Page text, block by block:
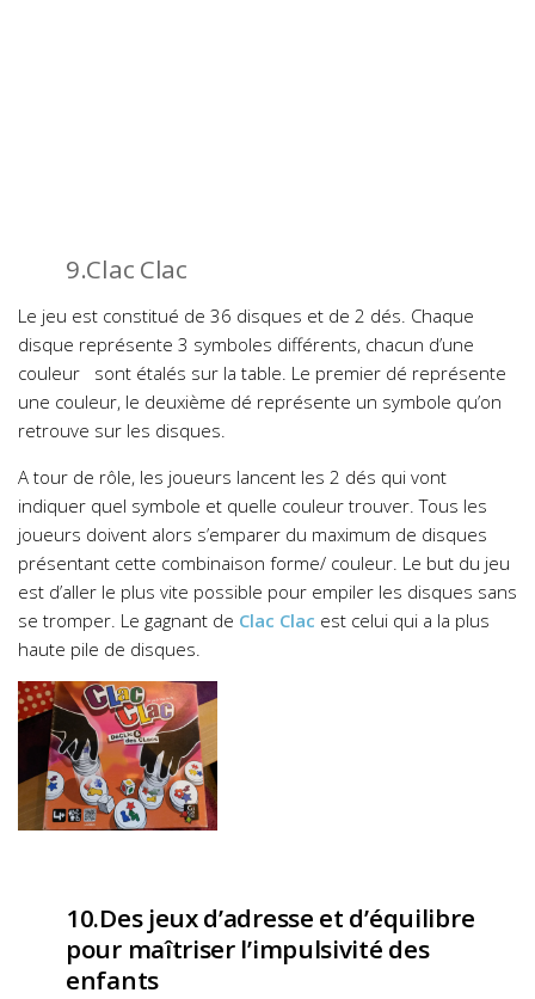
9.Clac Clac
Le jeu est constitué de 36 disques et de 2 dés. Chaque
disque représente 3 symboles différents, chacun d’une
couleur sont étalés sur la table. Le premier dé représente
une couleur, le deuxième dé représente un symbole qu’on
retrouve sur les disques.
A tour de rôle, les joueurs lancent les 2 dés qui vont
indiquer quel symbole et quelle couleur trouver. Tous les
joueurs doivent alors s’emparer du maximum de disques
présentant cette combinaison forme/ couleur. Le but du jeu
est d’aller le plus vite possible pour empiler les disques sans
se tromper. Le gagnant de Clac Clac est celui qui a la plus
haute pile de disques.
10.Des jeux d’adresse et d’équilibre
pour maîtriser l’impulsivité des
enfants